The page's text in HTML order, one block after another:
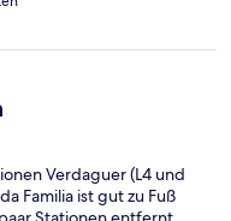
Verdaguer (L4 und
Familia ist gut zu Fuß